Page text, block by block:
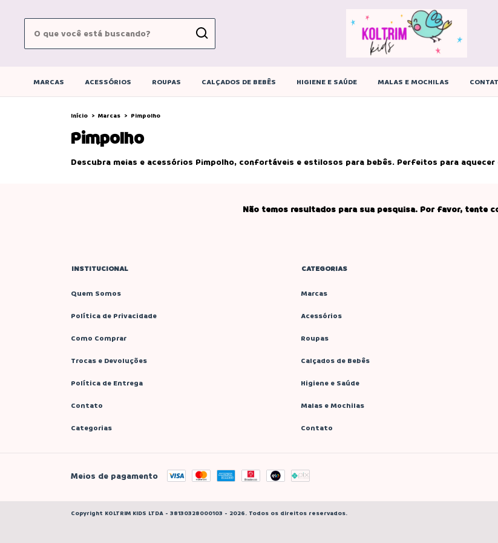
MARCAS ACESSÓRIOS ROUPAS CALÇADOS DE BEBÊS HIGIENE E SAÚDE MALAS E MOCHILAS
Início > Marcas > Pimpolho
Pimpolho
Descubra meias e acessórios Pimpolho, confortáveis e estilosos para bebês. Perfeitos para
Não temos resultados para sua pesquisa. Por favor, tente
INSTITUCIONAL
Quem Somos
Política de Privacidade
Como Comprar
Trocas e Devoluções
Política de Entrega
Contato
Categorias
CATEGORIAS
Marcas
Acessórios
Roupas
Calçados de Bebês
Higiene e Saúde
Malas e Mochilas
Contato
Meios de pagamento
Copyright KOLTRIM KIDS LTDA - 38130328000103 - 2026. Todos os direitos reservados.